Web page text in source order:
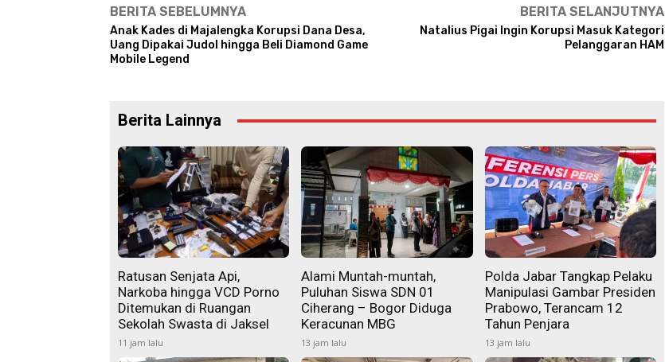
BERITA SEBELUMNYA
Anak Kades di Majalengka Korupsi Dana Desa,
Uang Dipakai Judol hingga Beli Diamond Game
Mobile Legend
BERITA SELANJUTNYA
Natalius Pigai Ingin Korupsi Masuk Kategori
Pelanggaran HAM
Berita Lainnya
Ratusan Senjata Api,
Narkoba hingga VCD Porno
Ditemukan di Ruangan
Sekolah Swasta di Jaksel
11 jam lalu
Alami Muntah-muntah,
Puluhan Siswa SDN 01
Ciherang – Bogor Diduga
Keracunan MBG
13 jam lalu
Polda Jabar Tangkap Pelaku
Manipulasi Gambar Presiden
Prabowo, Terancam 12
Tahun Penjara
13 jam lalu